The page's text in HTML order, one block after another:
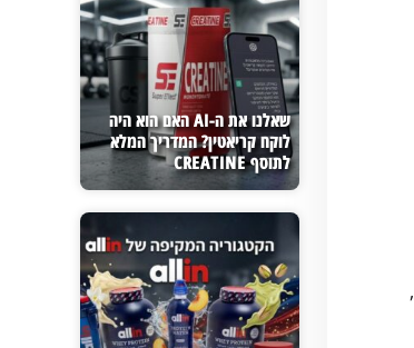
,
שאלנו את ה-AI האם הוא היה
לוקח קריאטין? המדריך המלא
לתוסף CREATINE